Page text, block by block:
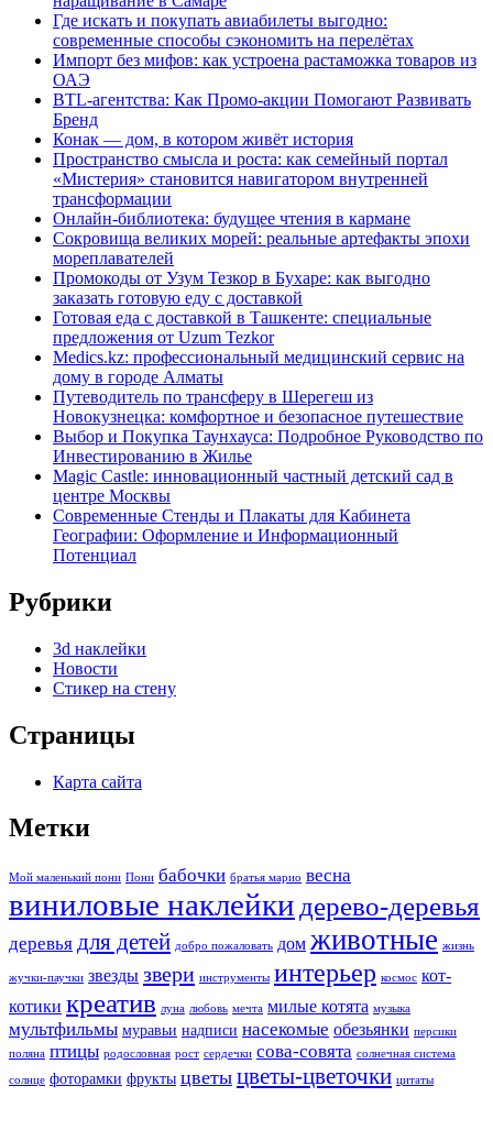
Где искать и покупать авиабилеты выгодно:
современные способы сэкономить на перелётах
Импорт без мифов: как устроена растаможка товаров из
ОАЭ
BTL-агентства: Как Промо-акции Помогают Развивать
Бренд
Конак — дом, в котором живёт история
Пространство смысла и роста: как семейный портал
«Мистерия» становится навигатором внутренней
трансформации
Онлайн-библиотека: будущее чтения в кармане
Сокровища великих морей: реальные артефакты эпохи
мореплавателей
Промокоды от Узум Тезкор в Бухаре: как выгодно
заказать готовую еду с доставкой
Готовая еда с доставкой в Ташкенте: специальные
предложения от Uzum Tezkor
Medics.kz: профессиональный медицинский сервис на
дому в городе Алматы
Путеводитель по трансферу в Шерегеш из
Новокузнецка: комфортное и безопасное путешествие
Выбор и Покупка Таунхауса: Подробное Руководство по
Инвестированию в Жилье
Magic Castle: инновационный частный детский сад в
центре Москвы
Современные Стенды и Плакаты для Кабинета
Географии: Оформление и Информационный
Потенциал
Рубрики
3d наклейки
Новости
Стикер на стену
Страницы
Карта сайта
Метки
Мой маленький пони Пони бабочки братья марио весна
виниловые наклейки дерево-деревья
деревья для детей добро пожаловать дом животные жизнь
жучки-паучки звезды звери инструменты интерьер космос кот-
котики креатив луна любовь мечта милые котята музыка
мультфильмы муравьи надписи насекомые обезьянки персики
поляна птицы родословная рост сердечки сова-совята солнечная система
солнце фоторамки фрукты цветы цветы-цветочки цитаты